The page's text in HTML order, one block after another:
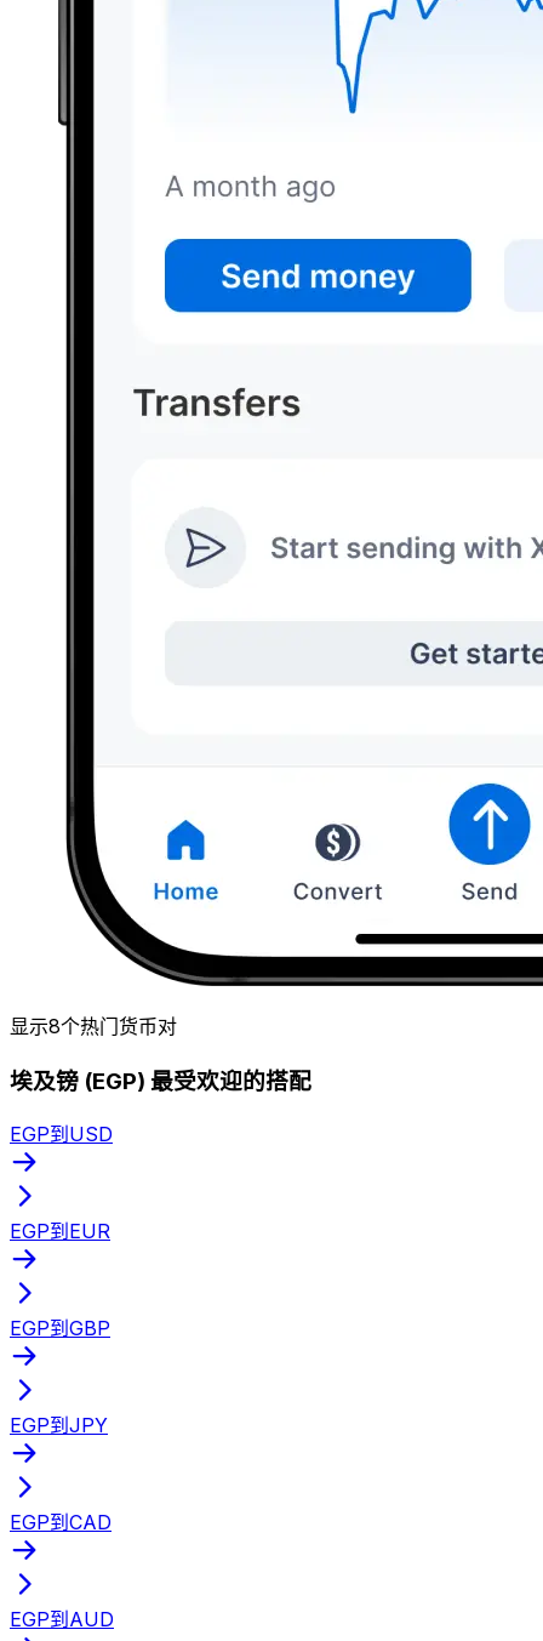
显示8个热门货币对
埃及镑 (EGP) 最受欢迎的搭配
EGP到USD
EGP到EUR
EGP到GBP
EGP到JPY
EGP到CAD
EGP到AUD